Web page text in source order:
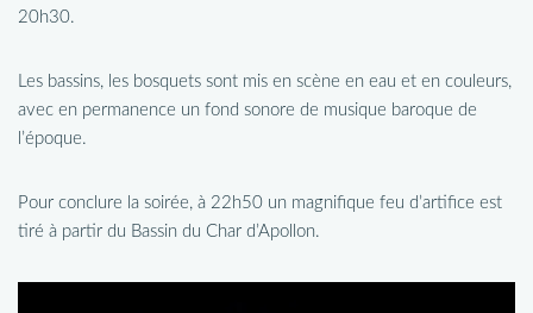
20h30.
Les bassins, les bosquets sont mis en scène en eau et en couleurs,
avec en permanence un fond sonore de musique baroque de
l’époque.
Pour conclure la soirée, à 22h50 un magnifique feu d’artifice est
tiré à partir du Bassin du Char d’Apollon.